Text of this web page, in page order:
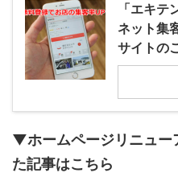
「エキ
ネット集
サイトの
▼ホームページリニュー
た記事はこちら